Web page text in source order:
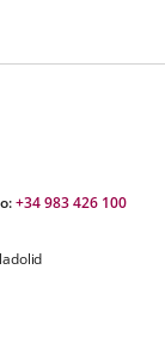
+34 983 426 100